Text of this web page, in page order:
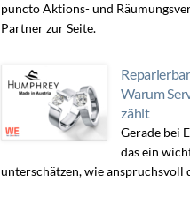
puncto Aktions- und
Partner zur Seite.
Warum
zählt
Gerade bei
das ein
unterschätzen, wie anspruchsvoll